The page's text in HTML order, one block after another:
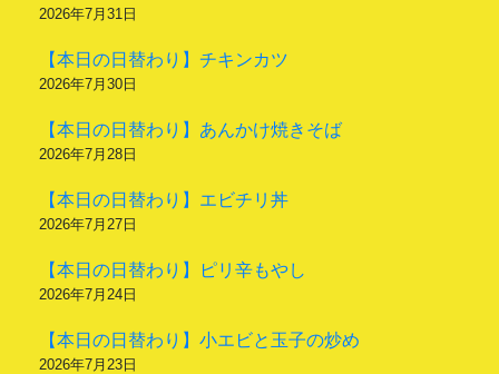
2026年7月31日
【本日の日替わり】チキンカツ
2026年7月30日
【本日の日替わり】あんかけ焼きそば
2026年7月28日
【本日の日替わり】エビチリ丼
2026年7月27日
【本日の日替わり】ピリ辛もやし
2026年7月24日
【本日の日替わり】小エビと玉子の炒め
2026年7月23日